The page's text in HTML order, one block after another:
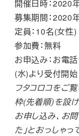
開催日時：2020
募集期間：2020
定員：10名(女性)
参加費：無料
お申込み：お
(水)より受付開始
フタコロコをご
枠(先着順)を設
お申し込み、お
た」とおっしゃ